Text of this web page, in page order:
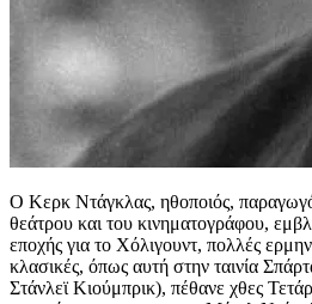
Ο Κερκ Ντάγκλας, ηθοποιός,
θεάτρου και του κινηματογράφου,
εποχής για το Χόλιγουντ, πολλές
κλασικές, όπως αυτή στην ταινία
Στάνλεϊ Κιούμπρικ), πέθανε χθες